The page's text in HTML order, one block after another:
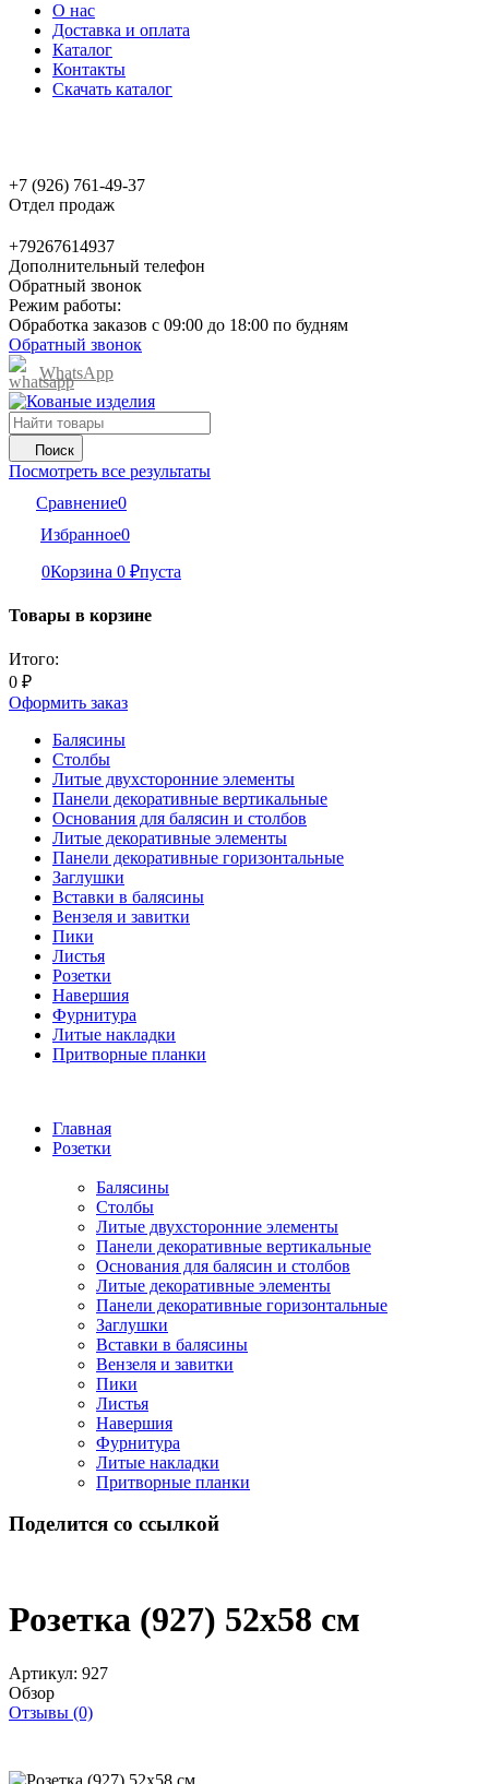
О нас
Доставка и оплата
Каталог
Контакты
Скачать каталог
+7 (926) 761-49-37
Отдел продаж
+79267614937
Дополнительный телефон
Обратный звонок
Режим работы:
Обработка заказов с 09:00 до 18:00 по будням
Обратный звонок
WhatsApp
Поиск
Посмотреть все результаты
Сравнение0
Избранное0
0Корзина 0 ₽пуста
Товары в корзине
Итого:
0 ₽
Оформить заказ
Балясины
Столбы
Литые двухсторонние элементы
Панели декоративные вертикальные
Основания для балясин и столбов
Литые декоративные элементы
Панели декоративные горизонтальные
Заглушки
Вставки в балясины
Вензеля и завитки
Пики
Листья
Розетки
Навершия
Фурнитура
Литые накладки
Притворные планки
Главная
Розетки
Балясины
Столбы
Литые двухсторонние элементы
Панели декоративные вертикальные
Основания для балясин и столбов
Литые декоративные элементы
Панели декоративные горизонтальные
Заглушки
Вставки в балясины
Вензеля и завитки
Пики
Листья
Навершия
Фурнитура
Литые накладки
Притворные планки
Поделится со ссылкой
Розетка (927) 52x58 см
Артикул: 927
Обзор
Отзывы (0)